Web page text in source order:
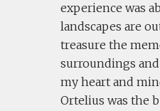
experience was
landscapes are
treasure the
surroundings
my heart and
Ortelius was the